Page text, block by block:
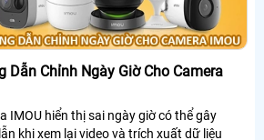
Dẫn Chỉnh Ngày Giờ Cho Camera
IMOU hiển thị sai ngày giờ có thể gây
khi xem lại video và trích xuất dữ liệu